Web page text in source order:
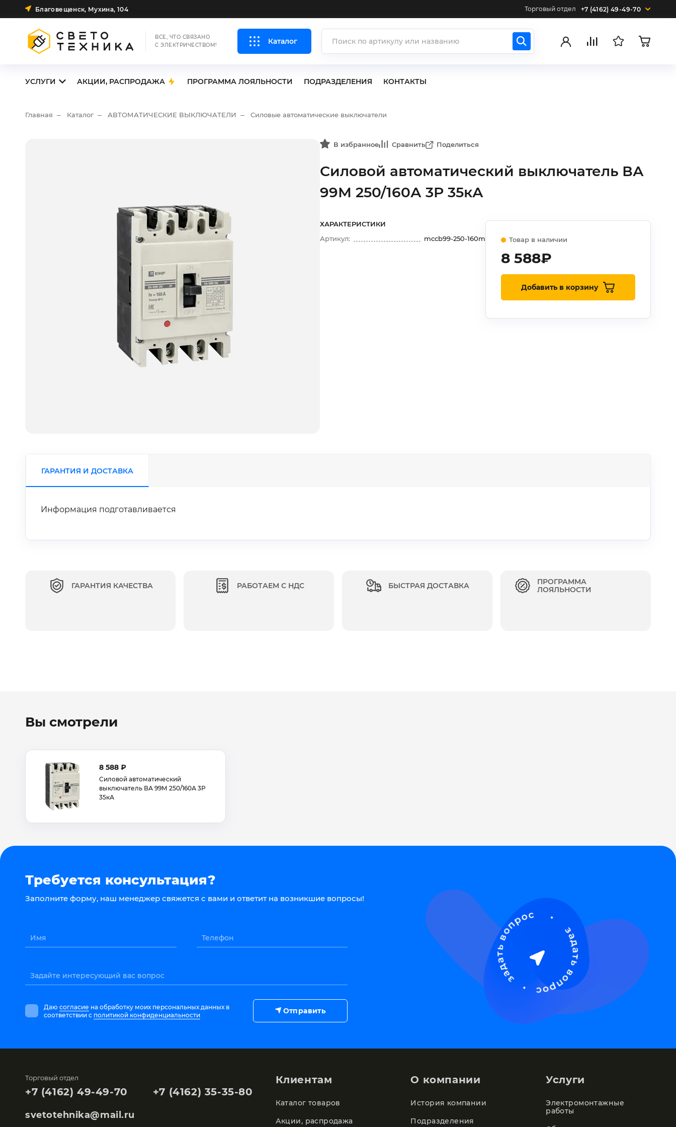
Благовещенск, Мухина, 104 Торговый отдел +7 (4162) 49-49-70
ВСЕ, ЧТО СВЯЗАНО
С ЭЛЕКТРИЧЕСТВОМ!
Каталог
УСЛУГИ АКЦИИ, РАСПРОДАЖА ПРОГРАММА ЛОЯЛЬНОСТИ ПОДРАЗДЕЛЕНИЯ КОНТАКТЫ
Главная Каталог АВТОМАТИЧЕСКИЕ ВЫКЛЮЧАТЕЛИ Силовые автоматические выключатели
В избранное Сравнить Поделиться
Силовой автоматический выключатель ВА
99М 250/160А 3Р 35кА
ХАРАКТЕРИСТИКИ
Артикул:
mccb99-250-160m Товар в наличии
8 588₽
Добавить в корзину
ГАРАНТИЯ И ДОСТАВКА
Информация подготавливается
ГАРАНТИЯ КАЧЕСТВА РАБОТАЕМ С НДС БЫСТРАЯ ДОСТАВКА
ПРОГРАММА
ЛОЯЛЬНОСТИ
Вы смотрели
8 588 ₽
Силовой автоматический
выключатель ВА 99М 250/160А 3Р
35кА
Требуется консультация?
Заполните форму, наш менеджер свяжется с вами и ответит на возникшие вопросы!
Имя Телефон
Задайте интересующий вас вопрос
Даю согласие на обработку моих персональных данных в
соответствии с политикой конфиденциальности Отправить
Торговый отдел
+7 (4162) 49-49-70 +7 (4162) 35-35-80
svetotehnika@mail.ru
Клиентам
Каталог товаров
Акции, распродажа
О компании
История компании
Подразделения
Услуги
Электромонтажные
работы